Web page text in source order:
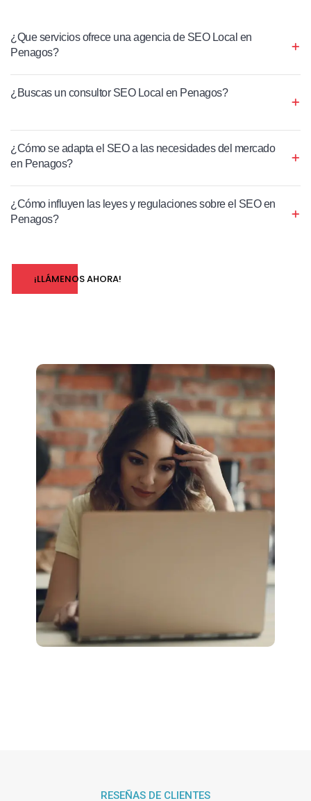
¿Que servicios ofrece una agencia de SEO Local en
Penagos?
¿Buscas un consultor SEO Local en Penagos?
¿Cómo se adapta el SEO a las necesidades del mercado
en Penagos?
¿Cómo influyen las leyes y regulaciones sobre el SEO en
Penagos?
¡LLÁMENOS AHORA!
RESEÑAS DE CLIENTES